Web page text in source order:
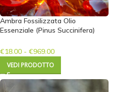
Ambra Fossilizzata Olio
Essenziale (Pinus Succinifera)
€18.00 - €969.00
VEDI PRODOTTO